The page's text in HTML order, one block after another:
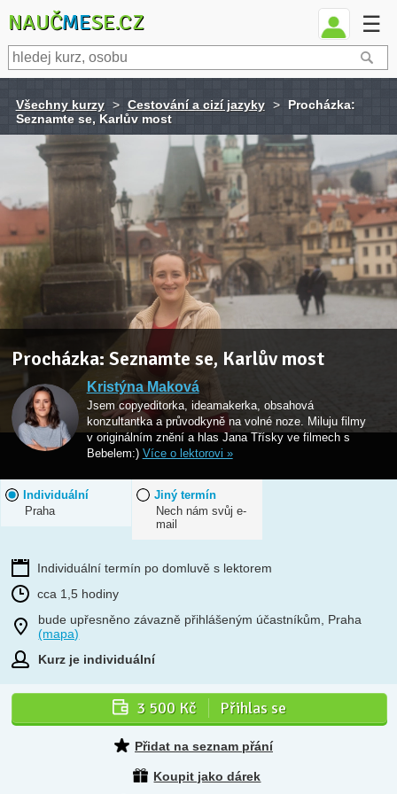
NAUČMESE.CZ ☰
Všechny kurzy > Cestování a cizí jazyky >
Procházka:
Seznamte se, Karlův most
Procházka: Seznamte se, Karlův most
Kristýna Maková
Jsem copyeditorka, ideamakerka, obsahová
konzultantka a průvodkyně na volné noze. Miluju filmy
v originálním znění a hlas Jana Třísky ve filmech s
Bebelem:) Více o lektorovi »
Individuální
Praha
Jiný termín
Nech nám svůj e-
mail
Individuální termín po domluvě s lektorem
cca 1,5 hodiny
bude upřesněno závazně přihlášeným účastníkům, Praha
(mapa)
Kurz je individuální
3 500 Kč Přihlas se
Přidat na seznam přání
Koupit jako dárek